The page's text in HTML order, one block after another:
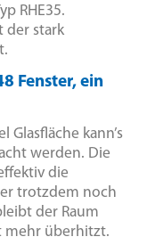
RHE35.
der stark
Fenster, ein
Glasfläche kann’s
werden. Die
die
trotzdem noch
der Raum
mehr überhitzt.